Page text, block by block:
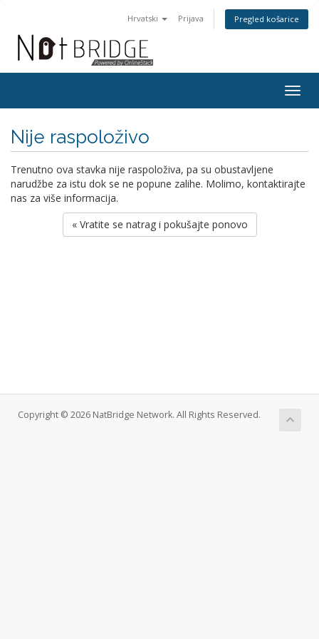
Hrvatski Prijava Pregled košarice
Nije raspoloživo
Trenutno ova stavka nije raspoloživa, pa su obustavljene
narudžbe za istu dok se ne popune zalihe. Molimo, kontaktirajte
nas za više informacija.
« Vratite se natrag i pokušajte ponovo
Copyright © 2026 NatBridge Network. All Rights Reserved.